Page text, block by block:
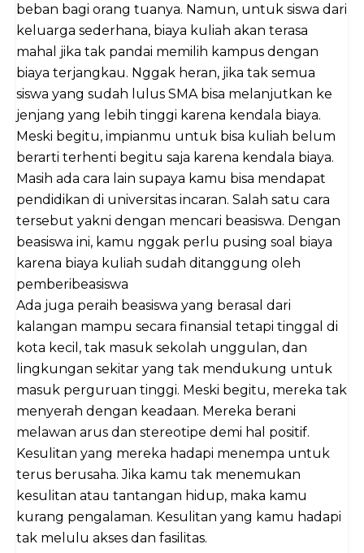
beban bagi orang tuanya. Namun, untuk siswa dari
keluarga sederhana, biaya kuliah akan terasa
mahal jika tak pandai memilih kampus dengan
biaya terjangkau. Nggak heran, jika tak semua
siswa yang sudah lulus SMA bisa melanjutkan ke
jenjang yang lebih tinggi karena kendala biaya.
Meski begitu, impianmu untuk bisa kuliah belum
berarti terhenti begitu saja karena kendala biaya.
Masih ada cara lain supaya kamu bisa mendapat
pendidikan di universitas incaran. Salah satu cara
tersebut yakni dengan mencari beasiswa. Dengan
beasiswa ini, kamu nggak perlu pusing soal biaya
karena biaya kuliah sudah ditanggung oleh
pemberibeasiswa
Ada juga peraih beasiswa yang berasal dari
kalangan mampu secara finansial tetapi tinggal di
kota kecil, tak masuk sekolah unggulan, dan
lingkungan sekitar yang tak mendukung untuk
masuk perguruan tinggi. Meski begitu, mereka tak
menyerah dengan keadaan. Mereka berani
melawan arus dan stereotipe demi hal positif.
Kesulitan yang mereka hadapi menempa untuk
terus berusaha. Jika kamu tak menemukan
kesulitan atau tantangan hidup, maka kamu
kurang pengalaman. Kesulitan yang kamu hadapi
tak melulu akses dan fasilitas.